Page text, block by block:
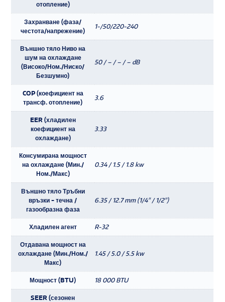
отопление)
Захранване (фаза/
честота/напрежение)
1-/50/220-240
Външно тяло Ниво на
шум на охлаждане
(Високо/Ном./Ниско/
Безшумно)
50 / – / – / – dB
COP (коефициент на
трансф. отопление)
3.6
EER (хладилен
коефициент на
охлаждане)
3.33
Консумирана мощност
на охлаждане (Мин./
Ном./Макс)
0.34 / 1.5 / 1.8 kw
Външно тяло Тръбни
връзки - течна /
газообразна фаза
6.35 / 12.7 mm (1/4" / 1/2")
Хладилен агент R-32
Отдавана мощност на
охлаждане (Мин./Ном./
Макс)
1.45 / 5.0 / 5.5 kw
Мощност (BTU) 18 000 BTU
SEER (сезонен